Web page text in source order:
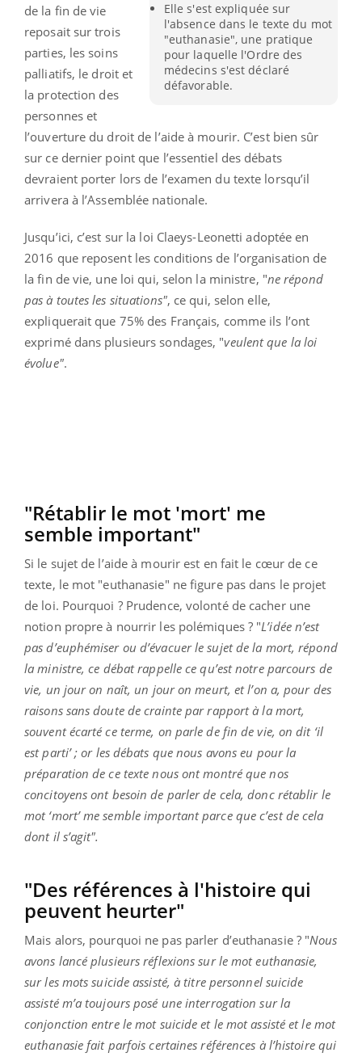
Elle s'est expliquée sur
l'absence dans le texte du mot
"euthanasie", une pratique
pour laquelle l'Ordre des
médecins s'est déclaré
défavorable.
de la fin de vie
reposait sur trois
parties, les soins
palliatifs, le droit et
la protection des
personnes et
l’ouverture du droit de l’aide à mourir. C’est bien sûr
sur ce dernier point que l’essentiel des débats
devraient porter lors de l’examen du texte lorsqu’il
arrivera à l’Assemblée nationale.
Jusqu’ici, c’est sur la loi Claeys-Leonetti adoptée en
2016 que reposent les conditions de l’organisation de
la fin de vie, une loi qui, selon la ministre, "ne répond
pas à toutes les situations", ce qui, selon elle,
expliquerait que 75% des Français, comme ils l’ont
exprimé dans plusieurs sondages, "veulent que la loi
évolue".
"Rétablir le mot 'mort' me
semble important"
Si le sujet de l’aide à mourir est en fait le cœur de ce
texte, le mot "euthanasie" ne figure pas dans le projet
de loi. Pourquoi ? Prudence, volonté de cacher une
notion propre à nourrir les polémiques ? "L’idée n’est
pas d’euphémiser ou d’évacuer le sujet de la mort, répond
la ministre, ce débat rappelle ce qu’est notre parcours de
vie, un jour on naît, un jour on meurt, et l’on a, pour des
raisons sans doute de crainte par rapport à la mort,
souvent écarté ce terme, on parle de fin de vie, on dit ‘il
est parti’ ; or les débats que nous avons eu pour la
préparation de ce texte nous ont montré que nos
concitoyens ont besoin de parler de cela, donc rétablir le
mot ‘mort’ me semble important parce que c’est de cela
dont il s’agit".
"Des références à l'histoire qui
peuvent heurter"
Mais alors, pourquoi ne pas parler d’euthanasie ? "Nous
avons lancé plusieurs réflexions sur le mot euthanasie,
sur les mots suicide assisté, à titre personnel suicide
assisté m’a toujours posé une interrogation sur la
conjonction entre le mot suicide et le mot assisté et le mot
euthanasie fait parfois certaines références à l’histoire qui